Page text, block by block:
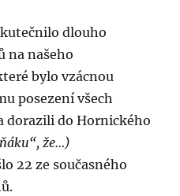
dlouho
na našeho
bylo vzácnou
posezení všech
dorazili do Hornického
že…)
22 ze současného